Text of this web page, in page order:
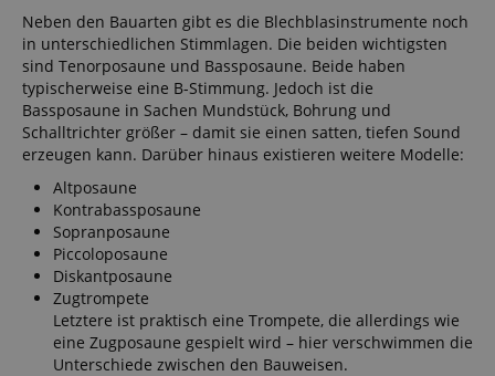
Neben den Bauarten gibt es die Blechblasinstrumente noch
in unterschiedlichen Stimmlagen. Die beiden wichtigsten
sind Tenorposaune und Bassposaune. Beide haben
typischerweise eine B-Stimmung. Jedoch ist die
Bassposaune in Sachen Mundstück, Bohrung und
Schalltrichter größer – damit sie einen satten, tiefen Sound
erzeugen kann. Darüber hinaus existieren weitere Modelle:
Altposaune
Kontrabassposaune
Sopranposaune
Piccoloposaune
Diskantposaune
Zugtrompete
Letztere ist praktisch eine Trompete, die allerdings wie
eine Zugposaune gespielt wird – hier verschwimmen die
Unterschiede zwischen den Bauweisen.